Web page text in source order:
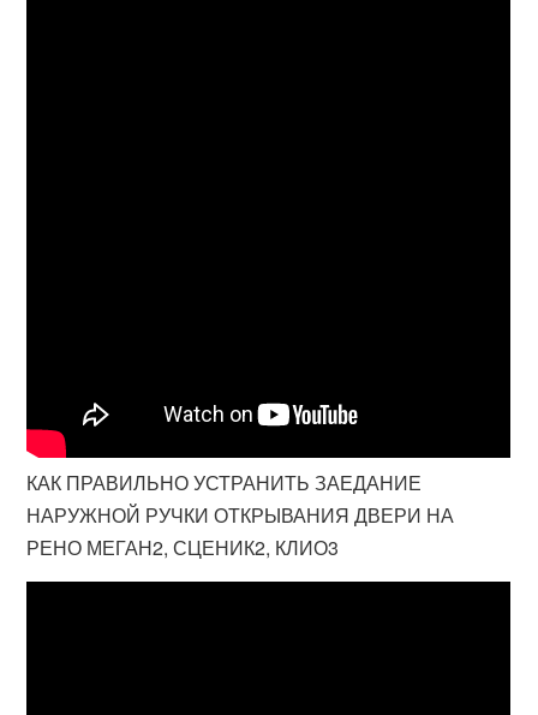
КАК ПРАВИЛЬНО УСТРАНИТЬ ЗАЕДАНИЕ
НАРУЖНОЙ РУЧКИ ОТКРЫВАНИЯ ДВЕРИ НА
РЕНО МЕГАН2, СЦЕНИК2, КЛИО3